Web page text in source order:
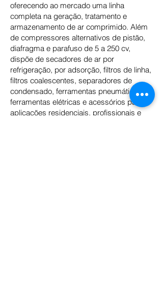
oferecendo ao mercado uma linha
completa na geração, tratamento e
armazenamento de ar comprimido. Além
de compressores alternativos de pistão,
diafragma e parafuso de 5 a 250 cv,
dispõe de secadores de ar por
refrigeração, por adsorção, filtros de linha,
filtros coalescentes, separadores de
condensado, ferramentas pneumáticas,
ferramentas elétricas e acessórios para
aplicações residenciais, profissionais e